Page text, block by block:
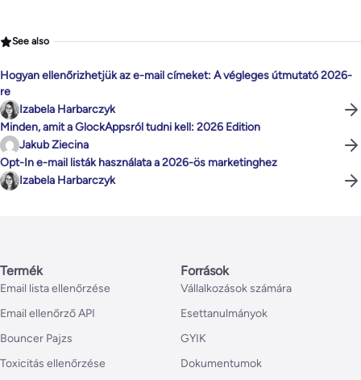
See also
Hogyan ellenőrizhetjük az e-mail címeket: A végleges útmutató 2026-
re
Izabela Harbarczyk
Minden, amit a GlockAppsról tudni kell: 2026 Edition
Jakub Ziecina
Opt-In e-mail listák használata a 2026-ös marketinghez
Izabela Harbarczyk
Termék
Email lista ellenőrzése
Email ellenőrző API
Bouncer Pajzs
Toxicitás ellenőrzése
Források
Vállalkozások számára
Esettanulmányok
GYIK
Dokumentumok